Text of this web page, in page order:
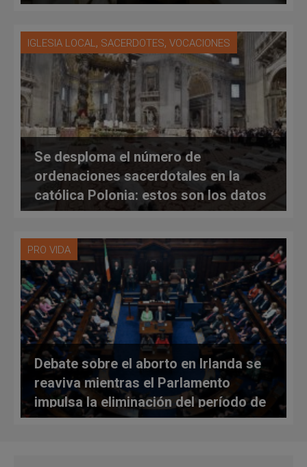
IGLESIA LOCAL, SACERDOTES, VOCACIONES
Se desploma el número de
ordenaciones sacerdotales en la
católica Polonia: estos son los datos
para 2026
PRO VIDA
Debate sobre el aborto en Irlanda se
reaviva mientras el Parlamento
impulsa la eliminación del período de
espera de tres días